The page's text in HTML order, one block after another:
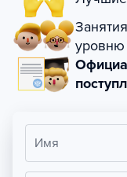
уровню
Имя